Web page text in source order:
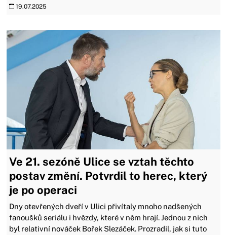
19.07.2025
Ve 21. sezóně Ulice se vztah těchto
postav změní. Potvrdil to herec, který
je po operaci
Dny otevřených dveří v Ulici přivítaly mnoho nadšených
fanoušků seriálu i hvězdy, které v něm hrají. Jednou z nich
byl relativní nováček Bořek Slezáček. Prozradil, jak si tuto